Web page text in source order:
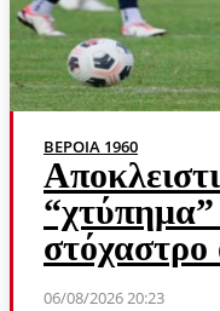
ΒΕΡΟΙΑ 1960
06/08/2026 20:23